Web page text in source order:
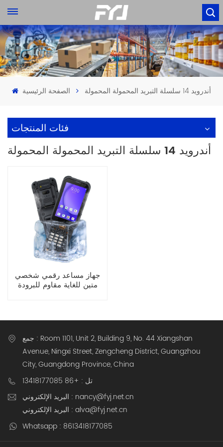
الصفحة الرئيسية أندرويد 14 سلسلة التبريد المحمولة المحمولة
فئات المنتجات
أندرويد 14 سلسلة التبريد المحمولة المحمولة
جهاز مساعد رقمي شخصي
متين للغاية مقاوم للبرودة
جمع : Room 1101, Unit 2, Building 9, No. 44 Xiangshan
Avenue, Ningxi Street, Zengcheng District, Guangzhou
City, Guangdong Province, China
تل : +86 13418177085
البريد الإلكتروني : nancy@fyj.net.cn
البريد الإلكتروني : alva@fyj.net.cn
Whatsapp : 8613418177085